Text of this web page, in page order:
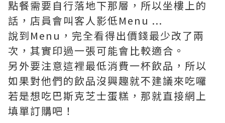
點餐需要自行落地下那層，所以坐樓上的
話，店員會叫客人影低Menu ...
說到Menu，完全看得出價錢最少改了兩
次，其實印過一張可能會比較適合。
另外要注意這裡最低消費一杯飲品，所以
如果對他們的飲品沒興趣就不建議來吃囉
若是想吃巴斯克芝士蛋糕，那就直接網上
填單訂購吧！